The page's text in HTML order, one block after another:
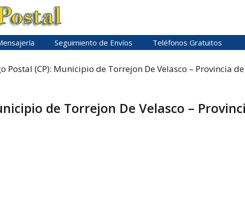
Seguimiento de Envíos Teléfonos Gratuitos
Postal (CP): Municipio de Torrejon De Velasco – Provincia de
de Torrejon De Velasco –